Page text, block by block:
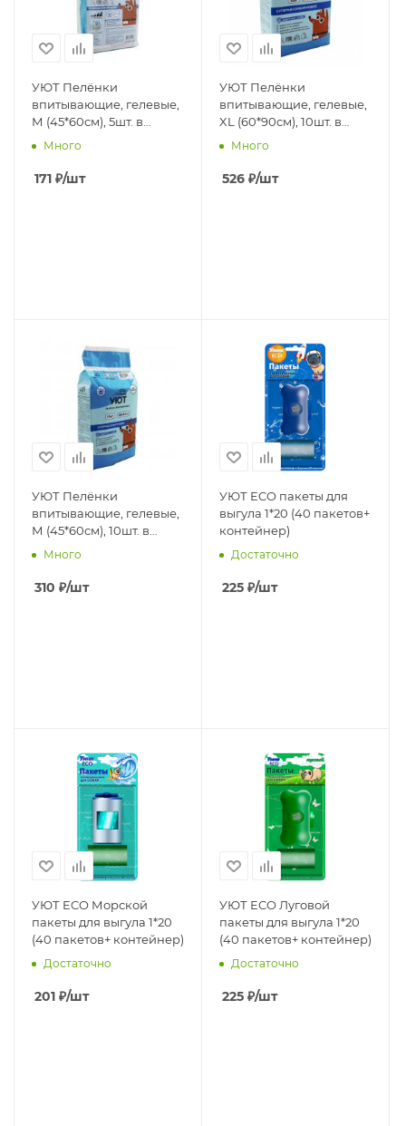
УЮТ Пелёнки
впитывающие, гелевые,
М (45*60см), 5шт. в
п.,1кор*32п
Много
171 ₽/шт
УЮТ Пелёнки
впитывающие, гелевые,
XL (60*90см), 10шт. в
п.,1кор*20п
Много
526 ₽/шт
УЮТ Пелёнки
впитывающие, гелевые,
М (45*60см), 10шт. в
п.,1кор*16п
Много
310 ₽/шт
УЮТ ECO пакеты для
выгула 1*20 (40 пакетов+
контейнер)
Достаточно
225 ₽/шт
УЮТ ECO Морской
пакеты для выгула 1*20
(40 пакетов+ контейнер)
Достаточно
201 ₽/шт
УЮТ ECO Луговой
пакеты для выгула 1*20
(40 пакетов+ контейнер)
Достаточно
225 ₽/шт